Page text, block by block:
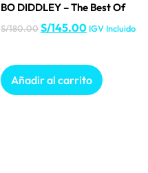
BO DIDDLEY – The Best Of
S/180.00S/145.00 IGV Incluido
Añadir al carrito